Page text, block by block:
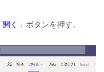
開く 」ボタンを押す。